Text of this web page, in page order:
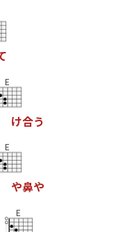
E
け合う
E
や鼻や
E